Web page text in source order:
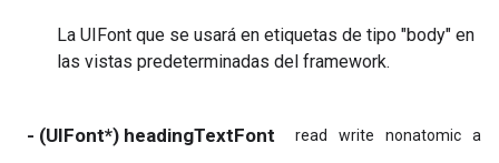
La UIFont que se usará en etiquetas de tipo "body" en
las vistas predeterminadas del framework.
- (UIFont*) headingTextFont read write nonatomic